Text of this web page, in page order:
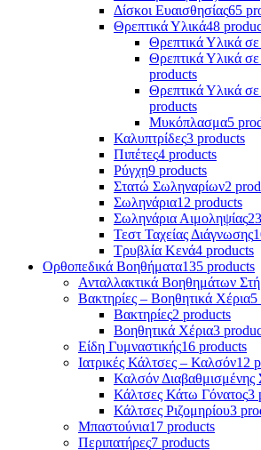
Δίσκοι Ευαισθησίας65
Θρεπτικά Υλικά48
Θρεπτικά Υλικά
Θρεπτικά Υλικά
products
Θρεπτικά Υλικά
products
Μυκόπλασμα5
Καλυπτρίδες3 products
Πιπέτες4 products
Ρύγχη9 products
Στατώ Σωληναρίων2
Σωληνάρια12 products
Σωληνάρια Αιμοληψίας
Τεστ Ταχείας Διάγνωσης
Τρυβλία Κενά4 products
Ορθοπεδικά Βοηθήματα135 products
Ανταλλακτικά Βοηθημάτων
Βακτηρίες – Βοηθητικά Χέρια5
Βακτηρίες2 products
Βοηθητικά Χέρια3
Είδη Γυμναστικής16 products
Ιατρικές Κάλτσες – Καλσόν12
Καλσόν Διαβαθμισμένης
Κάλτσες Κάτω Γόνατος3
Κάλτσες Ριζομηρίου3
Μπαστούνια17 products
Περιπατήρες7 products